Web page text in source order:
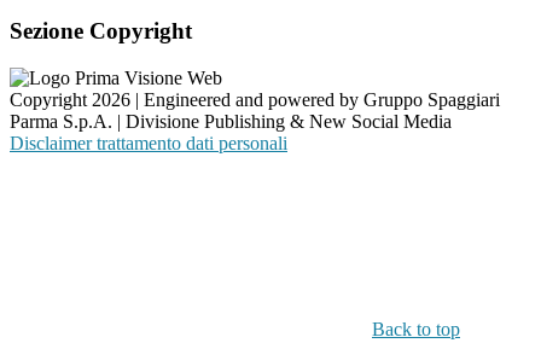
Sezione Copyright
Copyright 2026 | Engineered and powered by Gruppo Spaggiari
Parma S.p.A. | Divisione Publishing & New Social Media
Disclaimer trattamento dati personali
Back to top